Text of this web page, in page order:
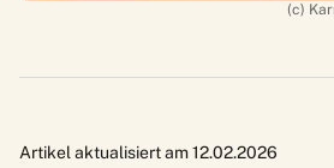
(c)
Artikel aktualisiert am 12.02.2026